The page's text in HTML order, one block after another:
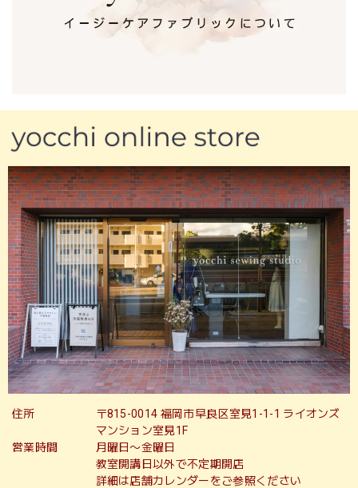
住所
〒815-0014 福岡市早良区室見1-1-1 ライオンズ
マンション室見1F
営業時間
月曜日〜金曜日
教室開講日以外で不定期開店
詳細は店舗カレンダーをご参照ください